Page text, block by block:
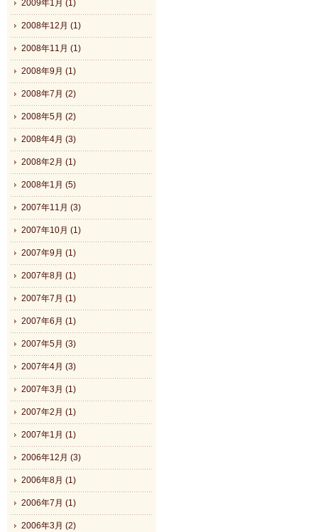
2009年1月 (1)
2008年12月 (1)
2008年11月 (1)
2008年9月 (1)
2008年7月 (2)
2008年5月 (2)
2008年4月 (3)
2008年2月 (1)
2008年1月 (5)
2007年11月 (3)
2007年10月 (1)
2007年9月 (1)
2007年8月 (1)
2007年7月 (1)
2007年6月 (1)
2007年5月 (3)
2007年4月 (3)
2007年3月 (1)
2007年2月 (1)
2007年1月 (1)
2006年12月 (3)
2006年8月 (1)
2006年7月 (1)
2006年3月 (2)